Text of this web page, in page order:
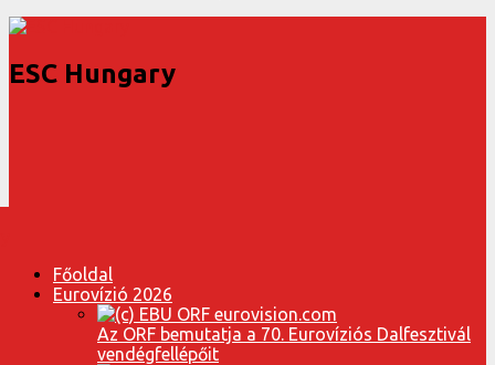
ESC Hungary
Főoldal
Eurovízió 2026
Az ORF bemutatja a 70. Eurovíziós Dalfesztivál
vendégfellépőit